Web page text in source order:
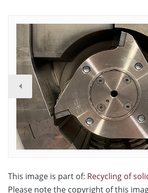
This image is part of: Recycling of
Please note the copyright of this